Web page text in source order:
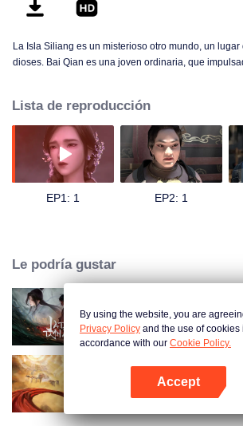
La Isla Siliang es un misterioso otro mundo, un
dioses. Bai Qian es una joven ordinaria, que
sus errores. Aunque de actitud arrogante, al principio
importancia. Sin embargo, en este otro mundo, la
Qian poco a poco tocan el corazón frío de Wu Bei.
juntos este mundo hermoso pero lleno de trampas,
mutuamente. Juntos, superaron innumerables
Lista de reproducción
EP1: 1 EP2: 1
Le podría gustar
Dinastía de Jade
Tun Tian Ji
By using the website, you are
Privacy Policy and the use of cookies
accordance with our Cookie Policy.
Accept